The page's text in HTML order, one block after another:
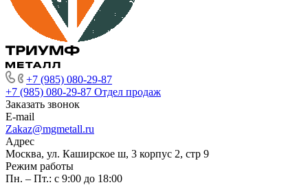
+7 (985) 080-29-87
+7 (985) 080-29-87 Отдел продаж
Заказать звонок
E-mail
Zakaz@mgmetall.ru
Адрес
Москва, ул. Каширское ш, 3 корпус 2, стр 9
Режим работы
Пн. – Пт.: с 9:00 до 18:00